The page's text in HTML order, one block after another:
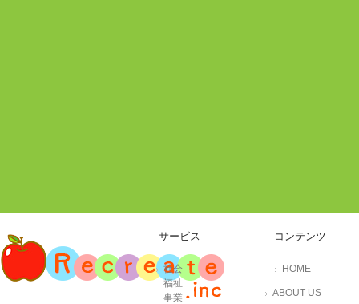
サービス
社会
福祉
事業
コンテンツ
HOME
ABOUT US